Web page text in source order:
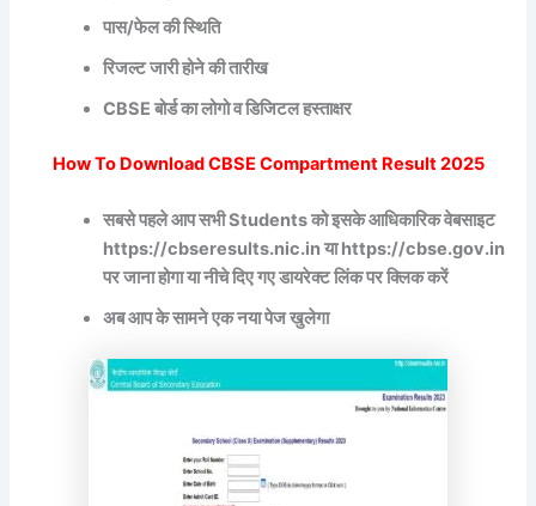
पास/फेल की स्थिति
रिजल्ट जारी होने की तारीख
CBSE बोर्ड का लोगो व डिजिटल हस्ताक्षर
How To Download CBSE Compartment Result 2025
सबसे पहले आप सभी Students को इसके आधिकारिक वेबसाइट
https://cbseresults.nic.in या https://cbse.gov.in
पर जाना होगा या नीचे दिए गए डायरेक्ट लिंक पर क्लिक करें
अब आप के सामने एक नया पेज खुलेगा